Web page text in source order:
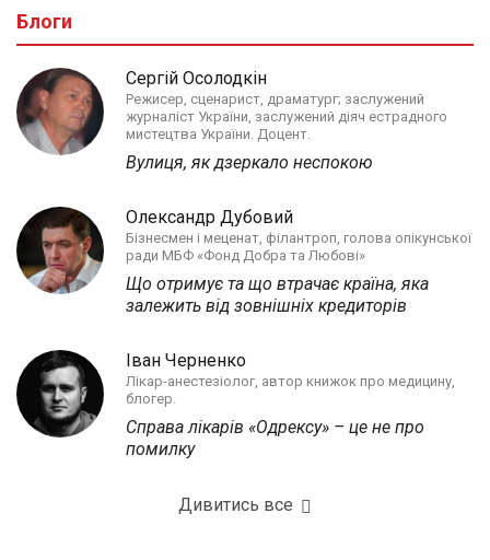
Блоги
Сергій Осолодкін
Режисер, сценарист, драматург; заслужений
журналіст України, заслужений діяч естрадного
мистецтва України. Доцент.
Вулиця, як дзеркало неспокою
Олександр Дубовий
Бізнесмен і меценат, філантроп, голова опікунської
ради МБФ «Фонд Добра та Любові»
Що отримує та що втрачає країна, яка
залежить від зовнішніх кредиторів
Іван Черненко
Лікар-анестезіолог, автор книжок про медицину,
блогер.
Справа лікарів «Одрексу» – це не про
помилку
Дивитись все